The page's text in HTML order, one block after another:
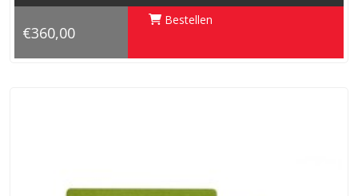
€360,00
Bestellen